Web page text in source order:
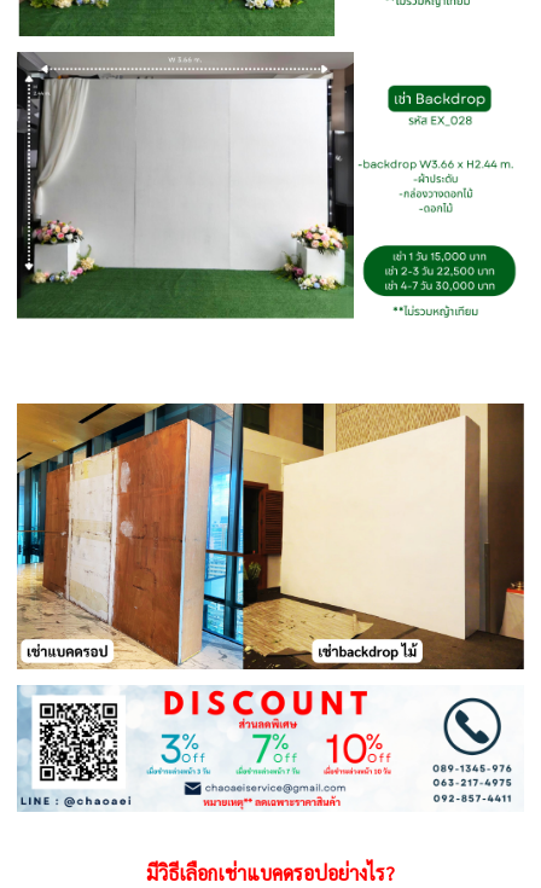
มีวิธีเลือกเช่าแบคดรอปอย่างไร?